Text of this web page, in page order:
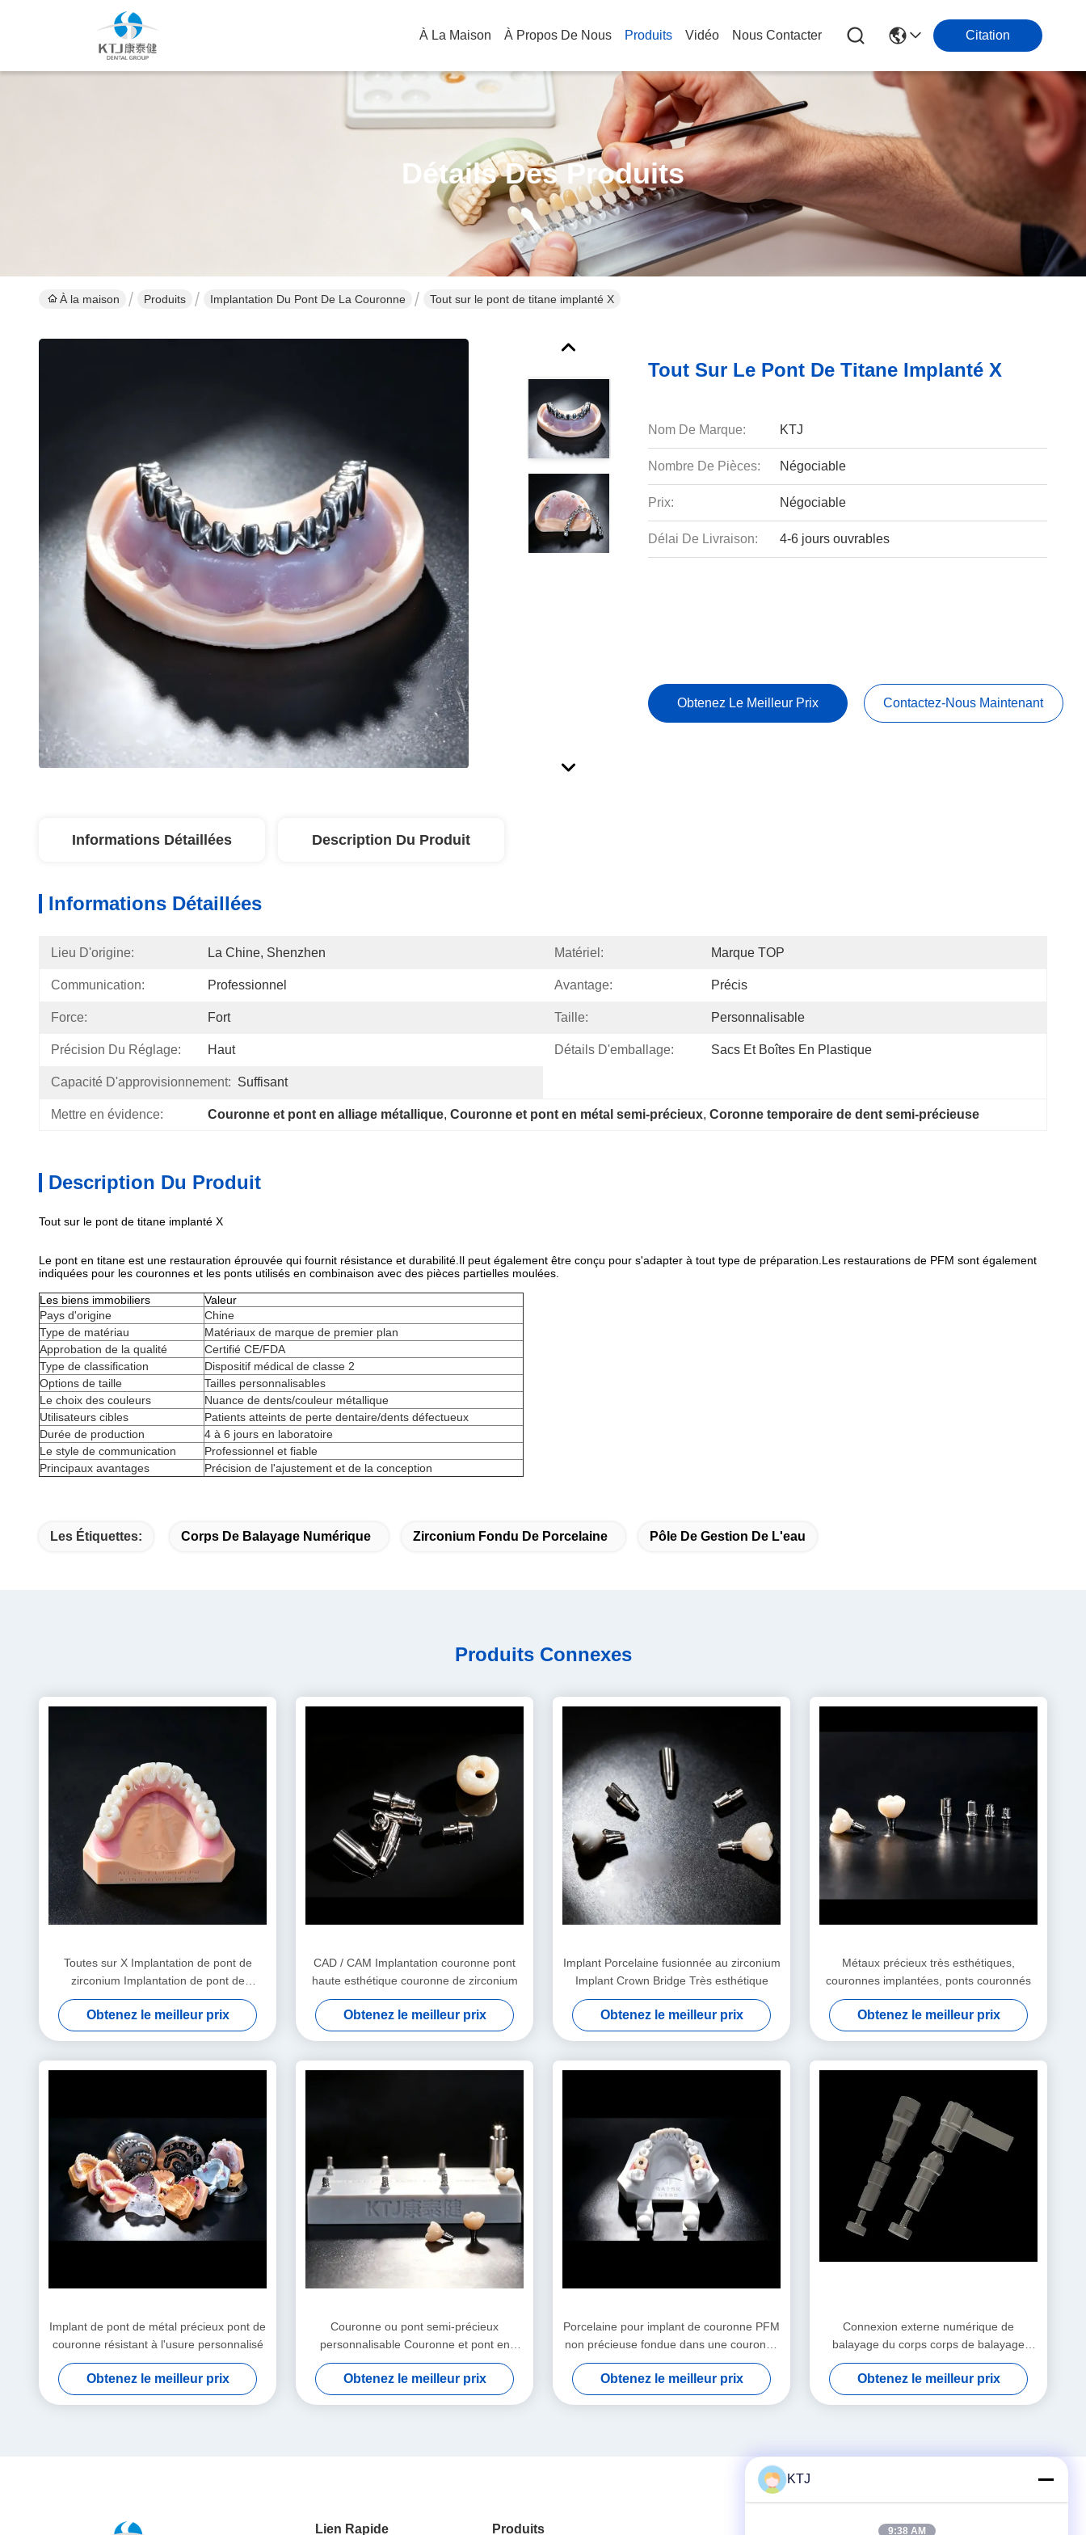
À La Maison À Propos De Nous Produits Vidéo Nous Contacter Citation
Détails Des Produits
À la maison Produits Implantation Du Pont De La Couronne Tout sur le pont de titane implanté X
Tout Sur Le Pont De Titane Implanté X
Nom De Marque: KTJ
Nombre De Pièces: Négociable
Prix: Négociable
Délai De Livraison: 4-6 jours ouvrables
Obtenez Le Meilleur Prix Contactez-Nous Maintenant
Informations Détaillées Description Du Produit
Informations Détaillées
Lieu D'origine: La Chine, Shenzhen Matériel: Marque TOP
Communication: Professionnel Avantage: Précis
Force: Fort Taille: Personnalisable
Précision Du Réglage: Haut Détails D'emballage: Sacs Et Boîtes En Plastique
Capacité D'approvisionnement: Suffisant
Mettre en évidence: Couronne et pont en alliage métallique, Couronne et pont en métal semi-précieux, Coronne temporaire de dent semi-précieuse
Description Du Produit
Tout sur le pont de titane implanté X
Le pont en titane est une restauration éprouvée qui fournit résistance et durabilité.Il peut également être conçu pour s'adapter à tout type de préparation.Les restaurations de PFM sont également
indiquées pour les couronnes et les ponts utilisés en combinaison avec des pièces partielles moulées.
Les biens immobiliers
Valeur
Pays d'origine
Chine
Type de matériau
Matériaux de marque de premier plan
Approbation de la qualité
Certifié CE/FDA
Type de classification
Dispositif médical de classe 2
Options de taille
Tailles personnalisables
Le choix des couleurs
Nuance de dents/couleur métallique
Utilisateurs cibles
Patients atteints de perte dentaire/dents défectueux
Durée de production
4 à 6 jours en laboratoire
Le style de communication
Professionnel et fiable
Principaux avantages
Précision de l'ajustement et de la conception
Les Étiquettes: Corps De Balayage Numérique Zirconium Fondu De Porcelaine Pôle De Gestion De L'eau
Produits Connexes
Toutes sur X Implantation de pont de
zirconium Implantation de pont de
couronne Apparence naturelle
Obtenez le meilleur prix
CAD / CAM Implantation couronne pont
haute esthétique couronne de zirconium
Obtenez le meilleur prix
Implant Porcelaine fusionnée au zirconium
Implant Crown Bridge Très esthétique
Obtenez le meilleur prix
Métaux précieux très esthétiques,
couronnes implantées, ponts couronnés
Obtenez le meilleur prix
Implant de pont de métal précieux pont de
couronne résistant à l'usure personnalisé
Obtenez le meilleur prix
Couronne ou pont semi-précieux
personnalisable Couronne et pont en
alliage précieux
Obtenez le meilleur prix
Porcelaine pour implant de couronne PFM
non précieuse fondue dans une couronne
métallique
Obtenez le meilleur prix
Connexion externe numérique de
balayage du corps corps de balayage
précis pour implants dentaires
Obtenez le meilleur prix
Lien Rapide Produits Contactez rapidement
KTJ
9:38 AM